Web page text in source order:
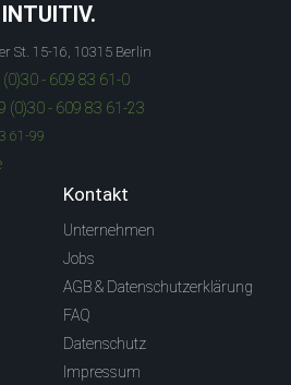
St. 15-16, 10315 Berlin
- 609 83 61-0
(0)30 - 609 83 61-23
61-99
Kontakt
Unternehmen
Jobs
AGB & Datenschutzerklärung
FAQ
Datenschutz
Impressum